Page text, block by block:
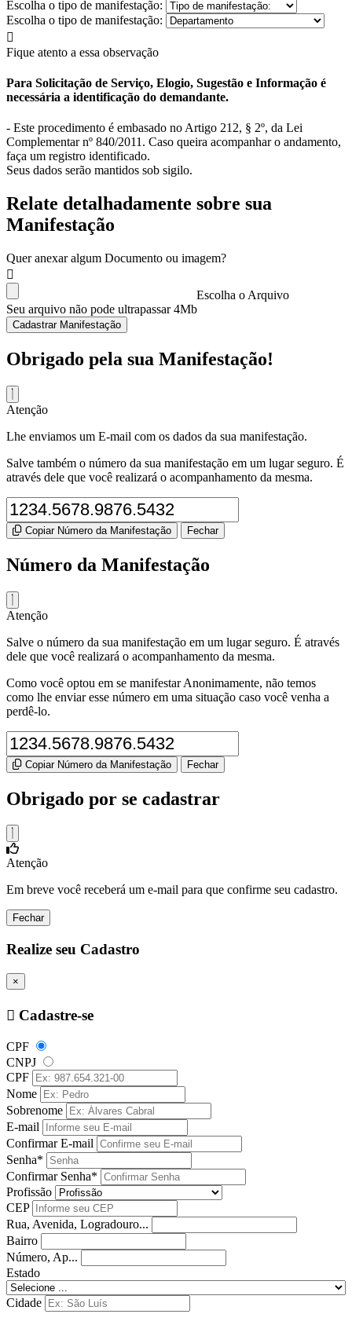
Escolha o tipo de manifestação:
Escolha o tipo de manifestação:
Fique atento a essa observação
Para Solicitação de Serviço, Elogio, Sugestão e Informação é
necessária a identificação do demandante.
- Este procedimento é embasado no Artigo 212, § 2º, da Lei
Complementar nº 840/2011. Caso queira acompanhar o andamento,
faça um registro identificado.
Seus dados serão mantidos sob sigilo.
Relate detalhadamente sobre sua
Manifestação
Quer anexar algum Documento ou imagem?
Escolha o Arquivo
Seu arquivo não pode ultrapassar 4Mb
Cadastrar Manifestação
Obrigado pela sua Manifestação!
Atenção
Lhe enviamos um E-mail com os dados da sua manifestação.
Salve também o número da sua manifestação em um lugar seguro. É
através dele que você realizará o acompanhamento da mesma.
Copiar Número da Manifestação Fechar
Número da Manifestação
Atenção
Salve o número da sua manifestação em um lugar seguro. É através
dele que você realizará o acompanhamento da mesma.
Como você optou em se manifestar Anonimamente, não temos
como lhe enviar esse número em uma situação caso você venha a
perdê-lo.
Copiar Número da Manifestação Fechar
Obrigado por se cadastrar
Atenção
Em breve você receberá um e-mail para que confirme seu cadastro.
Fechar
Realize seu Cadastro
×
Cadastre-se
CPF
CNPJ
CPF
Nome
Sobrenome
E-mail
Confirmar E-mail
Senha*
Confirmar Senha*
Profissão
CEP
Rua, Avenida, Logradouro...
Bairro
Número, Ap...
Estado
Cidade